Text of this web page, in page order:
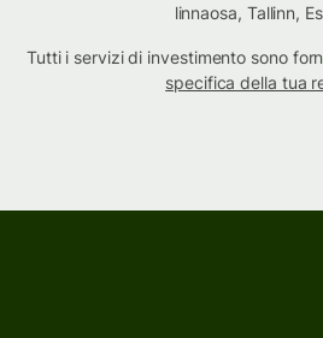
linnaosa, Tallinn,
Tutti i servizi di investimento sono
specifica della tua